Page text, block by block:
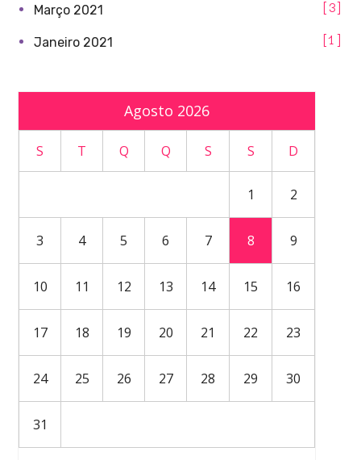
Março 2021 3
Janeiro 2021 1
Agosto 2026
S T Q Q S S D
1 2
3 4 5 6 7 8 9
10 11 12 13 14 15 16
17 18 19 20 21 22 23
24 25 26 27 28 29 30
31